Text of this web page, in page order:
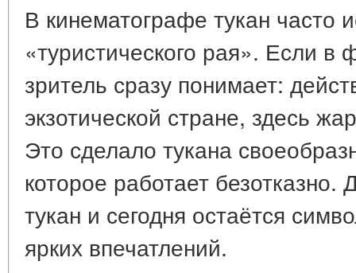
В кинематографе тукан часто
«туристического рая». Если в
зритель сразу понимает:
экзотической стране, здесь
Это сделало тукана
которое работает
тукан и сегодня остаётся
ярких впечатлений.